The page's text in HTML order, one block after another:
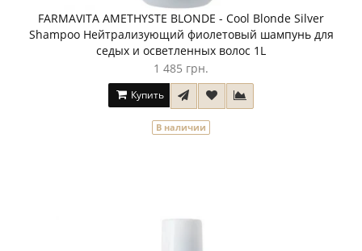
FARMAVITA AMETHYSTE BLONDE - Cool Blonde Silver
Shampoo Нейтрализующий фиолетовый шампунь для
седых и осветленных волос 1L
1 485 грн.
Купить
В наличии